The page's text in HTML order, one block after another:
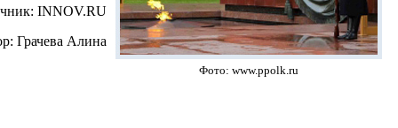
Фото: www.ppolk.ru
INNOV.RU
Грачева Алина